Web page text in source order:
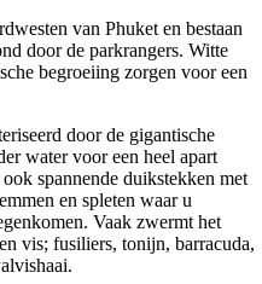
van Phuket en bestaan
door de parkrangers. Witte
begroeiing zorgen voor een
door de gigantische
water voor een heel apart
spannende duikstekken met
en spleten waar u
Vaak zwermt het
vis; fusiliers, tonijn, barracuda,